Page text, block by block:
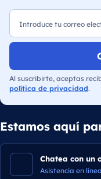
Al suscribirte, aceptas
política de privacidad.
Estamos aquí
Chatea con un
Asistencia en línea